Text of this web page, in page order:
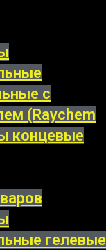
с
(Raychem
концевые
гелевые